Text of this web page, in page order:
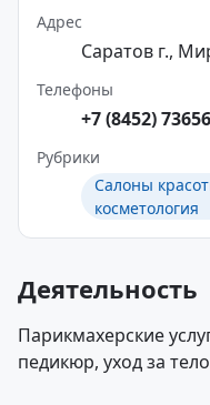
Адрес
Саратов г.,
Телефоны
+7 (8452)
Рубрики
Салоны
косметология
Деятельность
Парикмахерские
педикюр, уход за